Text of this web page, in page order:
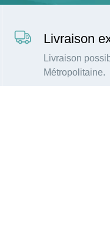
Livraison
Livraison
Métropolitaine.